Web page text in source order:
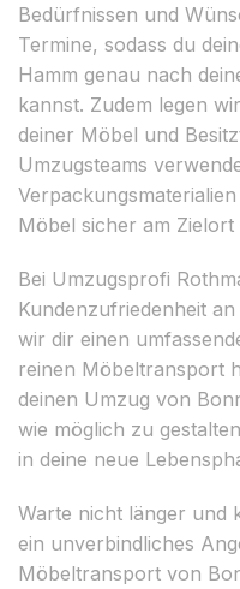
Bedürfnissen und
Termine, sodass du
Hamm genau nach
kannst. Zudem legen
deiner Möbel und
Umzugsteams
Möbel sicher am Zielort
Bei Umzugsprofi
Kundenzufriedenheit
wir dir einen
reinen Möbeltransport
deinen Umzug von
wie möglich zu
in deine neue
Warte nicht länger und
ein unverbindliches
Möbeltransport von